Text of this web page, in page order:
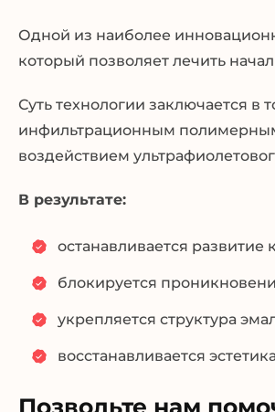
Одной из наиболее
который позволяет лечить
Суть технологии заключается
инфильтрационным
воздействием
В результате:
останавливается развитие
блокируется
укрепляется структура
восстанавливается
Позвольте нам